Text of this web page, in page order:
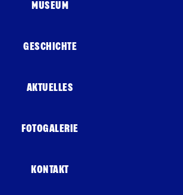
MUSEUM
GESCHICHTE
AKTUELLES
FOTOGALERIE
KONTAKT